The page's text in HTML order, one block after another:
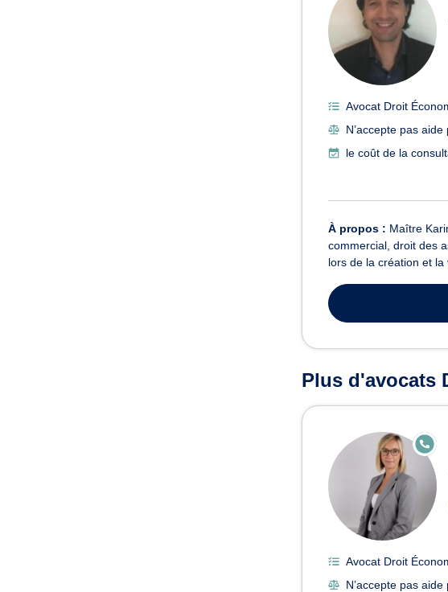
Avocat Droit
N’accepte pas aide
le coût de la
À propos : Maître
commercial, droit des
lors de la création et la
Plus d'avocats
E
N
Avocat Droit
N’accepte pas aide